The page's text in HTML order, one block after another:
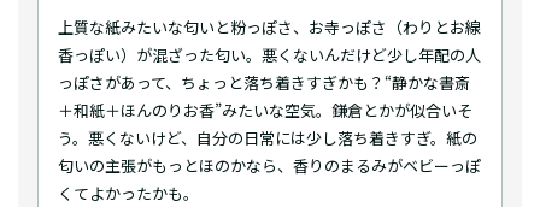
上質な紙みたいな匂いと粉っぽさ、お寺っぽさ（わりとお線
香っぽい）が混ざった匂い。悪くないんだけど少し年配の人
っぽさがあって、ちょっと落ち着きすぎかも？“静かな書斎
＋和紙＋ほんのりお香”みたいな空気。鎌倉とかが似合いそ
う。悪くないけど、自分の日常には少し落ち着きすぎ。紙の
匂いの主張がもっとほのかなら、香りのまるみがベビーっぽ
くてよかったかも。